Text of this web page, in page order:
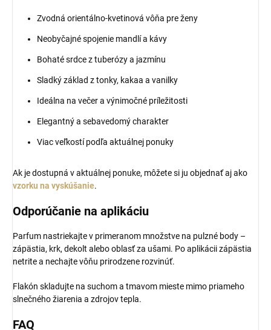
Zvodná orientálno-kvetinová vôňa pre ženy
Neobyčajné spojenie mandlí a kávy
Bohaté srdce z tuberózy a jazmínu
Sladký základ z tonky, kakaa a vanilky
Ideálna na večer a výnimočné príležitosti
Elegantný a sebavedomý charakter
Viac veľkostí podľa aktuálnej ponuky
Ak je dostupná v aktuálnej ponuke, môžete si ju objednať aj ako
vzorku na vyskúšanie.
Odporúčanie na aplikáciu
Parfum nastriekajte v primeranom množstve na pulzné body –
zápästia, krk, dekolt alebo oblasť za ušami. Po aplikácii zápästia
netrite a nechajte vôňu prirodzene rozvinúť.
Flakón skladujte na suchom a tmavom mieste mimo priameho
slnečného žiarenia a zdrojov tepla.
FAQ